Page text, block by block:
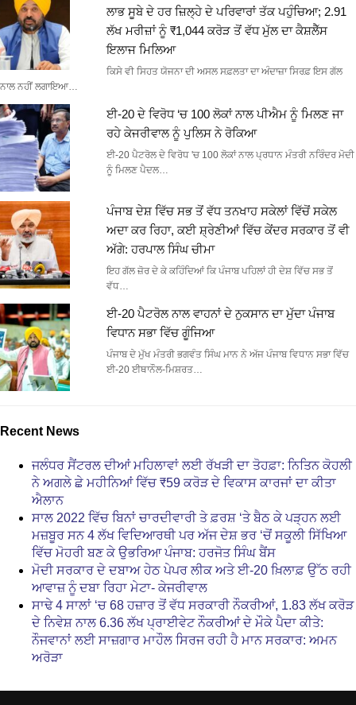
ਲਾਭ ਸੂਬੇ ਦੇ ਹਰ ਜ਼ਿਲ੍ਹੇ ਦੇ ਪਰਿਵਾਰਾਂ ਤੱਕ ਪਹੁੰਚਿਆ; 2.91
ਲੱਖ ਮਰੀਜ਼ਾਂ ਨੂੰ ₹1,044 ਕਰੋੜ ਤੋਂ ਵੱਧ ਮੁੱਲ ਦਾ ਕੈਸ਼ਲੈੱਸ
ਇਲਾਜ ਮਿਲਿਆ
ਕਿਸੇ ਵੀ ਸਿਹਤ ਯੋਜਨਾ ਦੀ ਅਸਲ ਸਫ਼ਲਤਾ ਦਾ ਅੰਦਾਜ਼ਾ ਸਿਰਫ਼ ਇਸ ਗੱਲ
ਨਾਲ ਨਹੀਂ ਲਗਾਇਆ…
ਈ-20 ਦੇ ਵਿਰੋਧ ‘ਚ 100 ਲੋਕਾਂ ਨਾਲ ਪੀਐਮ ਨੂੰ ਮਿਲਣ ਜਾ
ਰਹੇ ਕੇਜਰੀਵਾਲ ਨੂੰ ਪੁਲਿਸ ਨੇ ਰੋਕਿਆ
ਈ-20 ਪੈਟਰੋਲ ਦੇ ਵਿਰੋਧ 'ਚ 100 ਲੋਕਾਂ ਨਾਲ ਪ੍ਰਧਾਨ ਮੰਤਰੀ ਨਰਿੰਦਰ ਮੋਦੀ
ਨੂੰ ਮਿਲਣ ਪੈਦਲ…
ਪੰਜਾਬ ਦੇਸ਼ ਵਿੱਚ ਸਭ ਤੋਂ ਵੱਧ ਤਨਖਾਹ ਸਕੇਲਾਂ ਵਿੱਚੋਂ ਸਕੇਲ
ਅਦਾ ਕਰ ਰਿਹਾ, ਕਈ ਸ਼੍ਰੇਣੀਆਂ ਵਿੱਚ ਕੇਂਦਰ ਸਰਕਾਰ ਤੋਂ ਵੀ
ਅੱਗੇ: ਹਰਪਾਲ ਸਿੰਘ ਚੀਮਾ
ਇਹ ਗੱਲ ਜ਼ੋਰ ਦੇ ਕੇ ਕਹਿੰਦਿਆਂ ਕਿ ਪੰਜਾਬ ਪਹਿਲਾਂ ਹੀ ਦੇਸ਼ ਵਿੱਚ ਸਭ ਤੋਂ
ਵੱਧ…
ਈ-20 ਪੈਟਰੋਲ ਨਾਲ ਵਾਹਨਾਂ ਦੇ ਨੁਕਸਾਨ ਦਾ ਮੁੱਦਾ ਪੰਜਾਬ
ਵਿਧਾਨ ਸਭਾ ਵਿੱਚ ਗੂੰਜਿਆ
ਪੰਜਾਬ ਦੇ ਮੁੱਖ ਮੰਤਰੀ ਭਗਵੰਤ ਸਿੰਘ ਮਾਨ ਨੇ ਅੱਜ ਪੰਜਾਬ ਵਿਧਾਨ ਸਭਾ ਵਿੱਚ
ਈ-20 ਈਥਾਨੌਲ-ਮਿਸ਼ਰਤ…
Recent News
ਜਲੰਧਰ ਸੈਂਟਰਲ ਦੀਆਂ ਮਹਿਲਾਵਾਂ ਲਈ ਰੱਖੜੀ ਦਾ ਤੋਹਫ਼ਾ: ਨਿਤਿਨ ਕੋਹਲੀ
ਨੇ ਅਗਲੇ ਛੇ ਮਹੀਨਿਆਂ ਵਿੱਚ ₹59 ਕਰੋੜ ਦੇ ਵਿਕਾਸ ਕਾਰਜਾਂ ਦਾ ਕੀਤਾ
ਐਲਾਨ
ਸਾਲ 2022 ਵਿੱਚ ਬਿਨਾਂ ਚਾਰਦੀਵਾਰੀ ਤੇ ਫ਼ਰਸ਼ ‘ਤੇ ਬੈਠ ਕੇ ਪੜ੍ਹਨ ਲਈ
ਮਜ਼ਬੂਰ ਸਨ 4 ਲੱਖ ਵਿਦਿਆਰਥੀ ਪਰ ਅੱਜ ਦੇਸ਼ ਭਰ ‘ਚੋਂ ਸਕੂਲੀ ਸਿੱਖਿਆ
ਵਿੱਚ ਮੋਹਰੀ ਬਣ ਕੇ ਉਭਰਿਆ ਪੰਜਾਬ: ਹਰਜੋਤ ਸਿੰਘ ਬੈਂਸ
ਮੋਦੀ ਸਰਕਾਰ ਦੇ ਦਬਾਅ ਹੇਠ ਪੇਪਰ ਲੀਕ ਅਤੇ ਈ-20 ਖ਼ਿਲਾਫ਼ ਉੱਠ ਰਹੀ
ਆਵਾਜ਼ ਨੂੰ ਦਬਾ ਰਿਹਾ ਮੇਟਾ- ਕੇਜਰੀਵਾਲ
ਸਾਢੇ 4 ਸਾਲਾਂ ‘ਚ 68 ਹਜ਼ਾਰ ਤੋਂ ਵੱਧ ਸਰਕਾਰੀ ਨੌਕਰੀਆਂ, 1.83 ਲੱਖ ਕਰੋੜ
ਦੇ ਨਿਵੇਸ਼ ਨਾਲ 6.36 ਲੱਖ ਪ੍ਰਾਈਵੇਟ ਨੌਕਰੀਆਂ ਦੇ ਮੌਕੇ ਪੈਦਾ ਕੀਤੇ:
ਨੌਜਵਾਨਾਂ ਲਈ ਸਾਜ਼ਗਾਰ ਮਾਹੌਲ ਸਿਰਜ ਰਹੀ ਹੈ ਮਾਨ ਸਰਕਾਰ: ਅਮਨ
ਅਰੋੜਾ